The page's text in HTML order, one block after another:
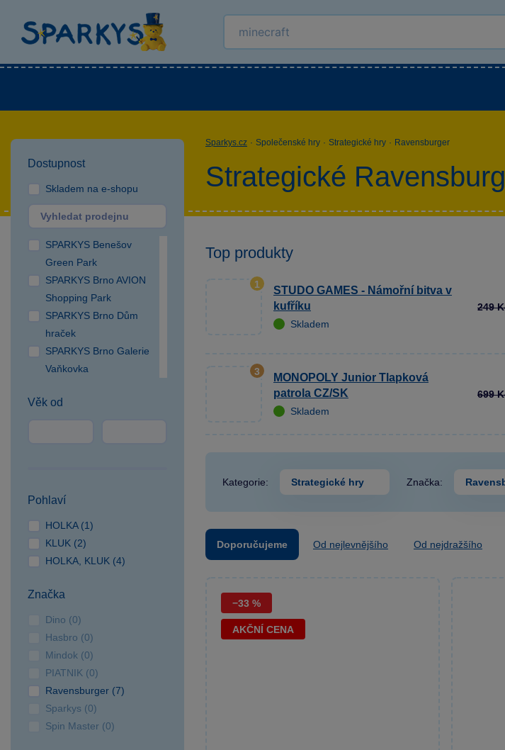
Dostupnost
Skladem na e-shopu
SPARKYS Benešov
Green Park
SPARKYS Brno AVION
Shopping Park
SPARKYS Brno Dům
hraček
SPARKYS Brno Galerie
Vaňkovka
Campus Square
Budějovice NC Géčko
SPEKTRUM
SPARKYS Cheb
SPARKYS Hradec
SPARKYS Jihlava
CITYPARK
SPARKYS Jindřichův
Hradec
SPARKYS Karlovy Vary
SPARKYS Klatovy
SPARKYS Liberec OC
Plaza
Věk od
Pohlaví
HOLKA (1)
KLUK (2)
HOLKA, KLUK (4)
Značka
Dino (0)
Hasbro (0)
Mindok (0)
PIATNIK (0)
Ravensburger (7)
Sparkys (0)
Spin Master (0)
Sparkys.cz · Společenské hry · Strategické hry · Ravensburger
Strategické
Top produkty
1
STUDO GAMES - Námořní bitva v
kufříku
Skladem
249
3
MONOPOLY Junior Tlapková
patrola CZ/SK
Skladem
699
Kategorie: Strategické hry Značka:
Doporučujeme Od nejlevnějšího Od nejdražšího
−33 %
AKČNÍ CENA